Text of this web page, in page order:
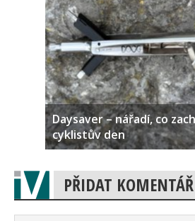
Daysaver – nářadí, co
cyklistův den
PŘIDAT KOMENTÁŘ